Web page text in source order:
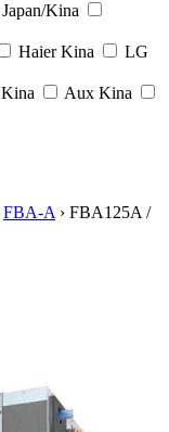
Japan/Kina
Haier Kina
LG
Kina Aux Kina
FBA-A › FBA125A /